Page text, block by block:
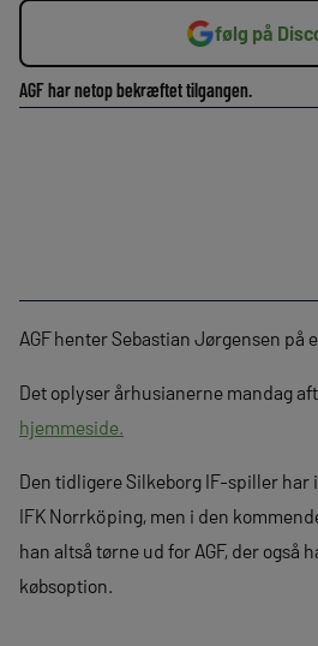
følg på
AGF har netop bekræftet tilgangen.
AGF henter Sebastian Jørgensen på
Det oplyser århusianerne mandag
hjemmeside.
Den tidligere Silkeborg IF-spiller
IFK Norrköping, men i den
han altså tørne ud for AGF, der også
købsoption.